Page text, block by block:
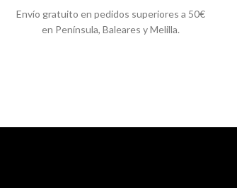
Envío gratuito en pedidos superiores a 50€
en Península, Baleares y Melilla.